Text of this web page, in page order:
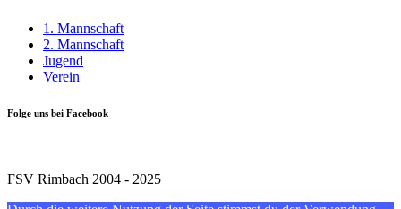
1. Mannschaft
2. Mannschaft
Jugend
Verein
Folge uns bei Facebook
FSV Rimbach 2004 - 2025